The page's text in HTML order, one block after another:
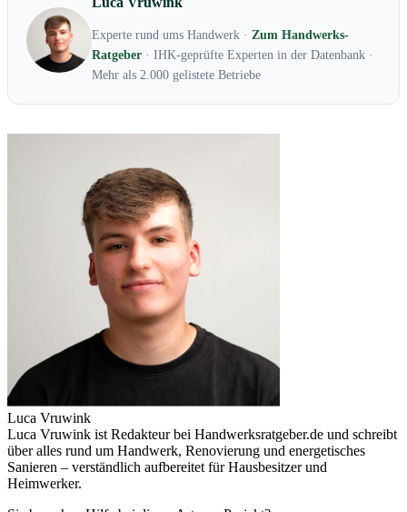
Experte rund ums Handwerk · Zum Handwerks-
Ratgeber · IHK-geprüfte Experten in der Datenbank ·
Mehr als 2.000 gelistete Betriebe
Luca Vruwink
Luca Vruwink ist Redakteur bei Handwerksratgeber.de und schreibt
über alles rund um Handwerk, Renovierung und energetisches
Sanieren – verständlich aufbereitet für Hausbesitzer und
Heimwerker.